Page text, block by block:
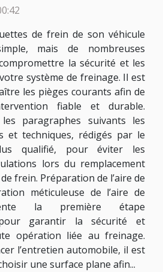
de frein de son véhicule
mais de nombreuses
la sécurité et les
système de freinage. Il est
les pièges courants afin de
fiable et durable.
paragraphes suivants les
et techniques, rédigés par le
qualifié, pour éviter les
lors du remplacement
frein. Préparation de l’aire de
méticuleuse de l’aire de
la première étape
garantir la sécurité et
opération liée au freinage.
l’entretien automobile, il est
une surface plane afin...